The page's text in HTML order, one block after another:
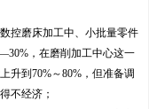
控磨床加工中、小批量零件
，在磨削加工中心这一
升到70%～80%，但准备调
不经济；